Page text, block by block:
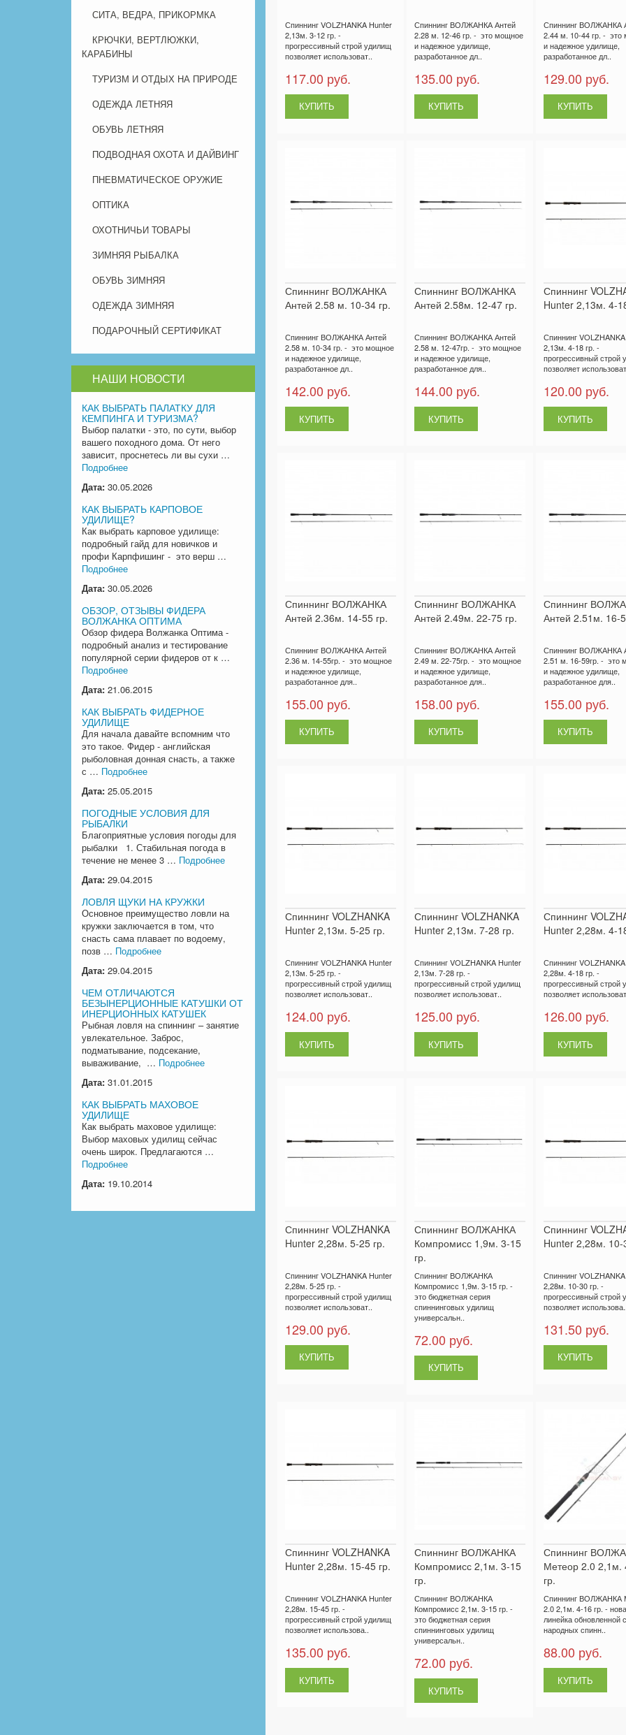
СИТА, ВЕДРА, ПРИКОРМКА
КРЮЧКИ, ВЕРТЛЮЖКИ,
КАРАБИНЫ
ТУРИЗМ И ОТДЫХ НА ПРИРОДЕ
ОДЕЖДА ЛЕТНЯЯ
ОБУВЬ ЛЕТНЯЯ
ПОДВОДНАЯ ОХОТА И ДАЙВИНГ
ПНЕВМАТИЧЕСКОЕ ОРУЖИЕ
ОПТИКА
ОХОТНИЧЬИ ТОВАРЫ
ЗИМНЯЯ РЫБАЛКА
ОБУВЬ ЗИМНЯЯ
ОДЕЖДА ЗИМНЯЯ
ПОДАРОЧНЫЙ СЕРТИФИКАТ
НАШИ НОВОСТИ
КАК ВЫБРАТЬ ПАЛАТКУ ДЛЯ
КЕМПИНГА И ТУРИЗМА?
Выбор палатки - это, по сути, выбор
вашего походного дома. От него
зависит, проснетесь ли вы сухи …
Подробнее
Дата: 30.05.2026
КАК ВЫБРАТЬ КАРПОВОЕ
УДИЛИЩЕ?
Как выбрать карповое удилище:
подробный гайд для новичков и
профи Карпфишинг - это верш …
Подробнее
Дата: 30.05.2026
ОБЗОР, ОТЗЫВЫ ФИДЕРА
ВОЛЖАНКА ОПТИМА
Обзор фидера Волжанка Оптима -
подробный анализ и тестирование
популярной серии фидеров от к …
Подробнее
Дата: 21.06.2015
КАК ВЫБРАТЬ ФИДЕРНОЕ
УДИЛИЩЕ
Для начала давайте вспомним что
это такое. Фидер - английская
рыболовная донная снасть, а также
с … Подробнее
Дата: 25.05.2015
ПОГОДНЫЕ УСЛОВИЯ ДЛЯ
РЫБАЛКИ
Благоприятные условия погоды для
рыбалки 1. Стабильная погода в
течение не менее 3 … Подробнее
Дата: 29.04.2015
ЛОВЛЯ ЩУКИ НА КРУЖКИ
Основное преимущество ловли на
кружки заключается в том, что
снасть сама плавает по водоему,
позв … Подробнее
Дата: 29.04.2015
ЧЕМ ОТЛИЧАЮТСЯ
БЕЗЫНЕРЦИОННЫЕ КАТУШКИ ОТ
ИНЕРЦИОННЫХ КАТУШЕК
Рыбная ловля на спиннинг – занятие
увлекательное. Заброс,
подматывание, подсекание,
вываживание, … Подробнее
Дата: 31.01.2015
КАК ВЫБРАТЬ МАХОВОЕ
УДИЛИЩЕ
Как выбрать маховое удилище:
Выбор маховых удилищ сейчас
очень широк. Предлагаются …
Подробнее
Дата: 19.10.2014
Спиннинг VOLZHANKA Hunter
2,13м. 3-12 гр. -
прогрессивный строй удилищ
позволяет использоват..
117.00 руб.
Спиннинг ВОЛЖАНКА Антей
2.28 м. 12-46 гр. - это мощное
и надежное удилище,
разработанное дл..
135.00 руб.
Спиннинг ВОЛЖАНКА
2.44 м. 10-44 гр. - это
и надежное удилище,
разработанное дл..
129.00 руб.
Спиннинг ВОЛЖАНКА
Антей 2.58 м. 10-34 гр.
Спиннинг ВОЛЖАНКА Антей
2.58 м. 10-34 гр. - это мощное
и надежное удилище,
разработанное дл..
142.00 руб.
Спиннинг ВОЛЖАНКА
Антей 2.58м. 12-47 гр.
Спиннинг ВОЛЖАНКА Антей
2.58 м. 12-47гр. - это мощное
и надежное удилище,
разработанное для..
144.00 руб.
Спиннинг
Hunter 2,13м. 4-
Спиннинг
2,13м. 4-18 гр. -
прогрессивный строй
позволяет
120.00 руб.
Спиннинг ВОЛЖАНКА
Антей 2.36м. 14-55 гр.
Спиннинг ВОЛЖАНКА Антей
2.36 м. 14-55гр. - это мощное
и надежное удилище,
разработанное для..
155.00 руб.
Спиннинг ВОЛЖАНКА
Антей 2.49м. 22-75 гр.
Спиннинг ВОЛЖАНКА Антей
2.49 м. 22-75гр. - это мощное
и надежное удилище,
разработанное для..
158.00 руб.
Спиннинг
Антей 2.51м. 16-
Спиннинг ВОЛЖАНКА
2.51 м. 16-59гр. - это
и надежное удилище,
разработанное для..
155.00 руб.
Спиннинг VOLZHANKA
Hunter 2,13м. 5-25 гр.
Спиннинг VOLZHANKA Hunter
2,13м. 5-25 гр. -
прогрессивный строй удилищ
позволяет использоват..
124.00 руб.
Спиннинг VOLZHANKA
Hunter 2,13м. 7-28 гр.
Спиннинг VOLZHANKA Hunter
2,13м. 7-28 гр. -
прогрессивный строй удилищ
позволяет использоват..
125.00 руб.
Спиннинг
Hunter 2,28м. 4-
Спиннинг
2,28м. 4-18 гр. -
прогрессивный строй
позволяет
126.00 руб.
Спиннинг VOLZHANKA
Hunter 2,28м. 5-25 гр.
Спиннинг VOLZHANKA Hunter
2,28м. 5-25 гр. -
прогрессивный строй удилищ
позволяет использоват..
129.00 руб.
Спиннинг ВОЛЖАНКА
Компромисс 1,9м. 3-15
гр.
Спиннинг ВОЛЖАНКА
Компромисс 1,9м. 3-15 гр. -
это бюджетная серия
спиннинговых удилищ
универсальн..
72.00 руб.
Спиннинг
Hunter 2,28м. 10-
Спиннинг
2,28м. 10-30 гр. -
прогрессивный строй
позволяет использова..
131.50 руб.
Спиннинг VOLZHANKA
Hunter 2,28м. 15-45 гр.
Спиннинг VOLZHANKA Hunter
2,28м. 15-45 гр. -
прогрессивный строй удилищ
позволяет использова..
135.00 руб.
Спиннинг ВОЛЖАНКА
Компромисс 2,1м. 3-15
гр.
Спиннинг ВОЛЖАНКА
Компромисс 2,1м. 3-15 гр. -
это бюджетная серия
спиннинговых удилищ
универсальн..
72.00 руб.
Спиннинг
Метеор 2.0 2,1м.
гр.
Спиннинг ВОЛЖАНКА
2.0 2,1м. 4-16 гр. -
линейка обновленной
народных спинн..
88.00 руб.